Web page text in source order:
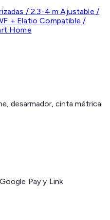
/ 2.3-4 m Ajustable /
+ Elatio Compatible /
Home
desarmador, cinta métrica
Pay y Link